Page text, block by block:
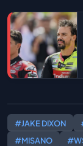
#JAKE DIXON
#MISANO